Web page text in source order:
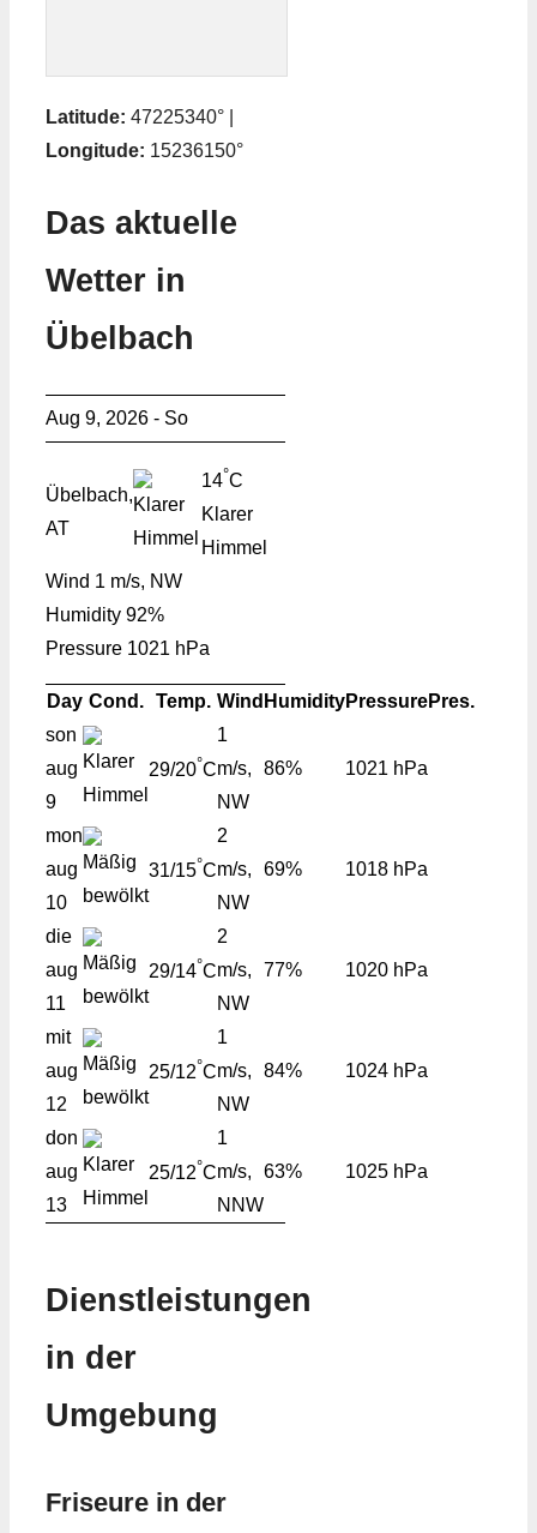
Latitude: 47225340° |
Longitude: 15236150°
Das aktuelle
Wetter in
Übelbach
Aug 9, 2026 - So
Übelbach,
AT
14°C
Klarer
Himmel
Wind 1 m/s, NW
Humidity 92%
Pressure 1021 hPa
Day Cond. Temp. Wind HumidityPressurePres.
son
aug
9
29/20°C
1
m/s,
NW
86% 1021 hPa
mon
aug
10
31/15°C
2
m/s,
NW
69% 1018 hPa
die
aug
11
29/14°C
2
m/s,
NW
77% 1020 hPa
mit
aug
12
25/12°C
1
m/s,
NW
84% 1024 hPa
don
aug
13
25/12°C
1
m/s,
NNW
63% 1025 hPa
Dienstleistungen
in der
Umgebung
Friseure in der